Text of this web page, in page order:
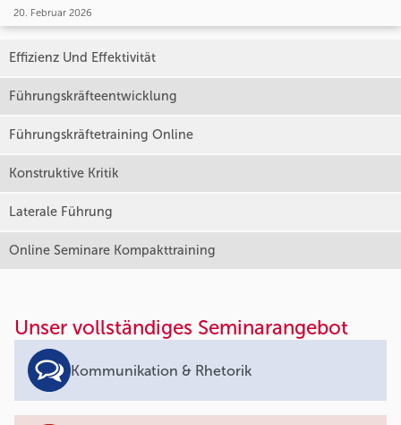
20. Februar 2026
Effizienz Und Effektivität
Führungskräfteentwicklung
Führungskräftetraining Online
Konstruktive Kritik
Laterale Führung
Online Seminare Kompakttraining
Unser vollständiges Seminarangebot
Kommunikation & Rhetorik